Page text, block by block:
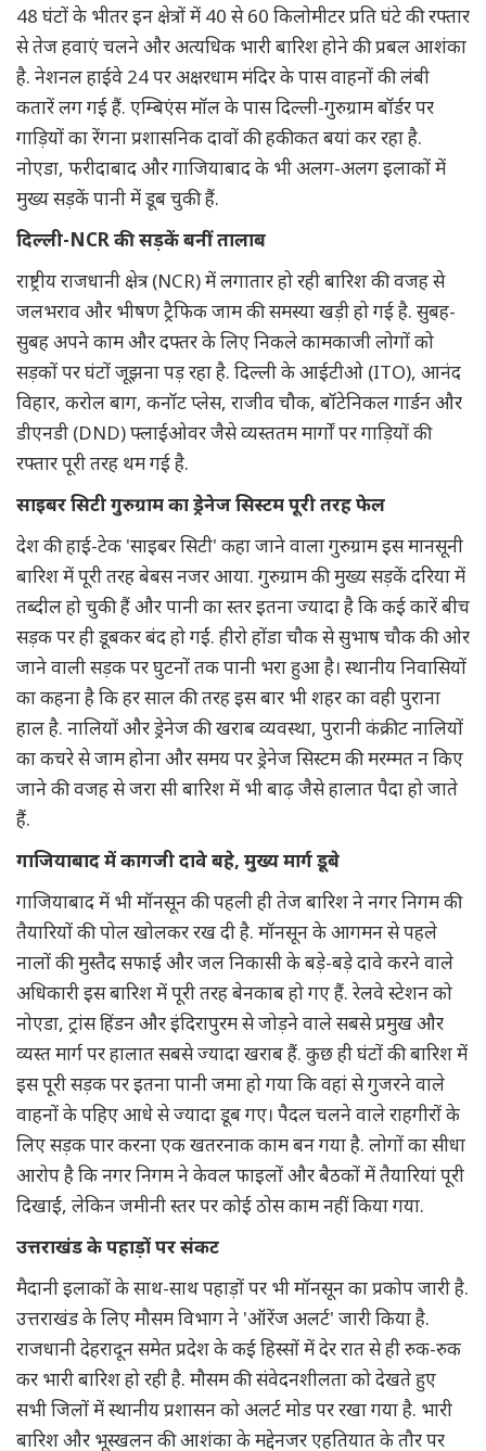
48 घंटों के भीतर इन क्षेत्रों में 40 से 60 किलोमीटर प्रति घंटे की रफ्तार
से तेज हवाएं चलने और अत्यधिक भारी बारिश होने की प्रबल आशंका
है. नेशनल हाईवे 24 पर अक्षरधाम मंदिर के पास वाहनों की लंबी
कतारें लग गई हैं. एम्बिएंस मॉल के पास दिल्ली-गुरुग्राम बॉर्डर पर
गाड़ियों का रेंगना प्रशासनिक दावों की हकीकत बयां कर रहा है.
नोएडा, फरीदाबाद और गाजियाबाद के भी अलग-अलग इलाकों में
मुख्य सड़कें पानी में डूब चुकी हैं.
दिल्ली-NCR की सड़कें बनीं तालाब
राष्ट्रीय राजधानी क्षेत्र (NCR) में लगातार हो रही बारिश की वजह से
जलभराव और भीषण ट्रैफिक जाम की समस्या खड़ी हो गई है. सुबह-
सुबह अपने काम और दफ्तर के लिए निकले कामकाजी लोगों को
सड़कों पर घंटों जूझना पड़ रहा है. दिल्ली के आईटीओ (ITO), आनंद
विहार, करोल बाग, कनॉट प्लेस, राजीव चौक, बॉटेनिकल गार्डन और
डीएनडी (DND) फ्लाईओवर जैसे व्यस्ततम मार्गों पर गाड़ियों की
रफ्तार पूरी तरह थम गई है.
साइबर सिटी गुरुग्राम का ड्रेनेज सिस्टम पूरी तरह फेल
देश की हाई-टेक 'साइबर सिटी' कहा जाने वाला गुरुग्राम इस मानसूनी
बारिश में पूरी तरह बेबस नजर आया. गुरुग्राम की मुख्य सड़कें दरिया में
तब्दील हो चुकी हैं और पानी का स्तर इतना ज्यादा है कि कई कारें बीच
सड़क पर ही डूबकर बंद हो गईं. हीरो होंडा चौक से सुभाष चौक की ओर
जाने वाली सड़क पर घुटनों तक पानी भरा हुआ है। स्थानीय निवासियों
का कहना है कि हर साल की तरह इस बार भी शहर का वही पुराना
हाल है. नालियों और ड्रेनेज की खराब व्यवस्था, पुरानी कंक्रीट नालियों
का कचरे से जाम होना और समय पर ड्रेनेज सिस्टम की मरम्मत न किए
जाने की वजह से जरा सी बारिश में भी बाढ़ जैसे हालात पैदा हो जाते
हैं.
गाजियाबाद में कागजी दावे बहे, मुख्य मार्ग डूबे
गाजियाबाद में भी मॉनसून की पहली ही तेज बारिश ने नगर निगम की
तैयारियों की पोल खोलकर रख दी है. मॉनसून के आगमन से पहले
नालों की मुस्तैद सफाई और जल निकासी के बड़े-बड़े दावे करने वाले
अधिकारी इस बारिश में पूरी तरह बेनकाब हो गए हैं. रेलवे स्टेशन को
नोएडा, ट्रांस हिंडन और इंदिरापुरम से जोड़ने वाले सबसे प्रमुख और
व्यस्त मार्ग पर हालात सबसे ज्यादा खराब हैं. कुछ ही घंटों की बारिश में
इस पूरी सड़क पर इतना पानी जमा हो गया कि वहां से गुजरने वाले
वाहनों के पहिए आधे से ज्यादा डूब गए। पैदल चलने वाले राहगीरों के
लिए सड़क पार करना एक खतरनाक काम बन गया है. लोगों का सीधा
आरोप है कि नगर निगम ने केवल फाइलों और बैठकों में तैयारियां पूरी
दिखाईं, लेकिन जमीनी स्तर पर कोई ठोस काम नहीं किया गया.
उत्तराखंड के पहाड़ों पर संकट
मैदानी इलाकों के साथ-साथ पहाड़ों पर भी मॉनसून का प्रकोप जारी है.
उत्तराखंड के लिए मौसम विभाग ने 'ऑरेंज अलर्ट' जारी किया है.
राजधानी देहरादून समेत प्रदेश के कई हिस्सों में देर रात से ही रुक-रुक
कर भारी बारिश हो रही है. मौसम की संवेदनशीलता को देखते हुए
सभी जिलों में स्थानीय प्रशासन को अलर्ट मोड पर रखा गया है. भारी
बारिश और भूस्खलन की आशंका के मद्देनजर एहतियात के तौर पर